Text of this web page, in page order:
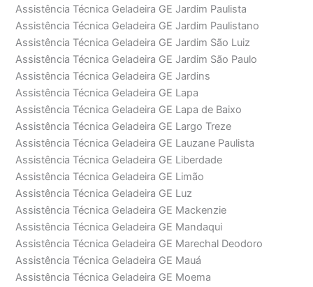
Assistência Técnica Geladeira GE Jardim Paulista
Assistência Técnica Geladeira GE Jardim Paulistano
Assistência Técnica Geladeira GE Jardim São Luiz
Assistência Técnica Geladeira GE Jardim São Paulo
Assistência Técnica Geladeira GE Jardins
Assistência Técnica Geladeira GE Lapa
Assistência Técnica Geladeira GE Lapa de Baixo
Assistência Técnica Geladeira GE Largo Treze
Assistência Técnica Geladeira GE Lauzane Paulista
Assistência Técnica Geladeira GE Liberdade
Assistência Técnica Geladeira GE Limão
Assistência Técnica Geladeira GE Luz
Assistência Técnica Geladeira GE Mackenzie
Assistência Técnica Geladeira GE Mandaqui
Assistência Técnica Geladeira GE Marechal Deodoro
Assistência Técnica Geladeira GE Mauá
Assistência Técnica Geladeira GE Moema